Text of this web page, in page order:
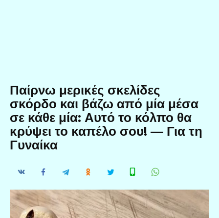
Παίρνω μερικές σκελίδες
σκόρδο και βάζω από μία μέσα
σε κάθε μία: Αυτό το κόλπο θα
κρύψει το καπέλο σου! — Για τη
Γυναίκα